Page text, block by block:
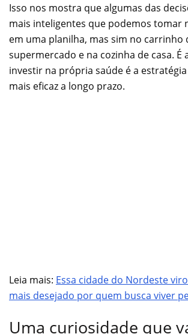
Isso nos mostra que algumas das
mais inteligentes que podemos tomar
em uma planilha, mas sim no carrinho
supermercado e na cozinha de casa. É
investir na própria saúde é a
mais eficaz a longo prazo.
Leia mais: Essa cidade do Nordeste
mais desejado por quem busca viver
Uma curiosidade que